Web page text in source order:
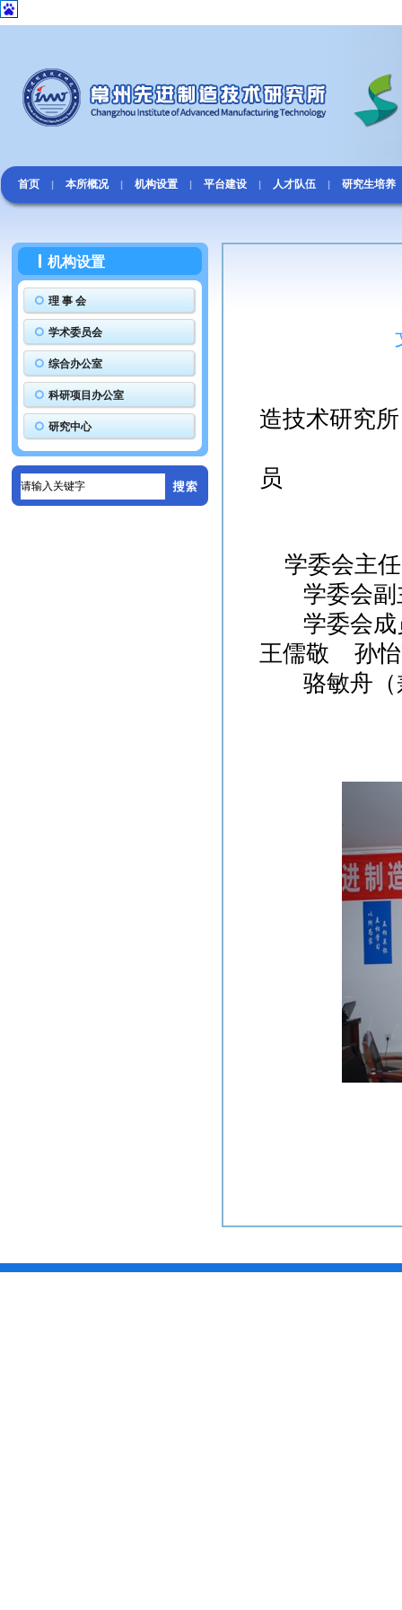
首页 | 本所概况 | 机构设置 | 平台建设 | 人才队伍 | 研究生培养
机构设置
理 事 会
学术委员会
综合办公室
科研项目办公室
研究中心
造技术研究所
员
学委会主
学委会副
学委会成
王儒敬 孙
骆敏舟（